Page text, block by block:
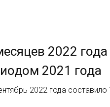
2022 года
2021 года
2022 года составило